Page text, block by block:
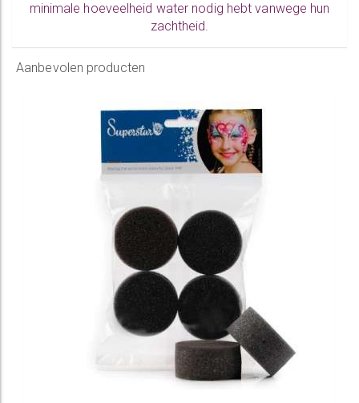
minimale hoeveelheid water nodig hebt vanwege hun
zachtheid.
Aanbevolen producten